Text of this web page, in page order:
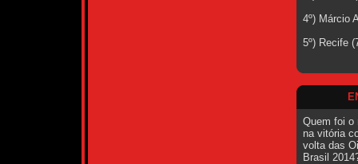
4º) Márcio
5º) Recife
Quem foi o
na vitória
volta das
Brasil